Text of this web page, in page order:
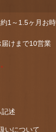
1～1.5ヶ月お時
けまで10営業
述
いについて